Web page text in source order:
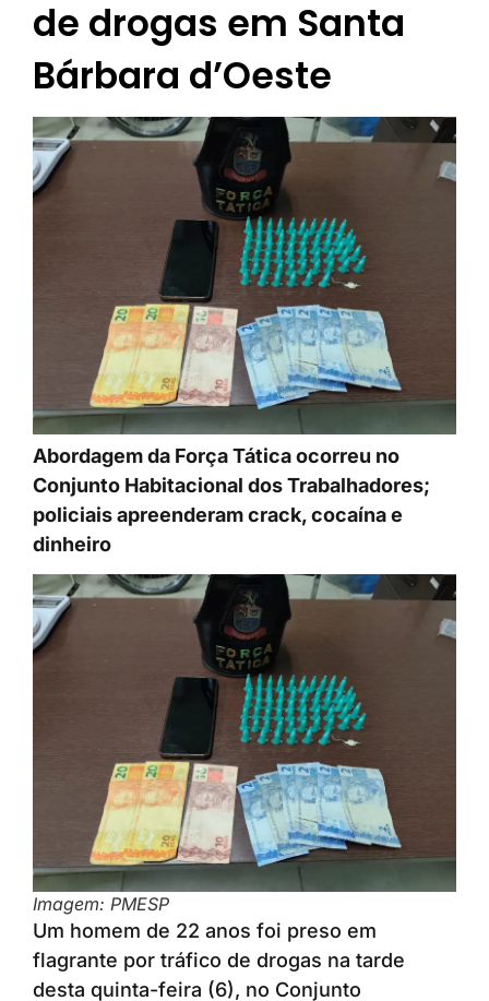
de drogas em Santa
Bárbara d’Oeste
Abordagem da Força Tática ocorreu no
Conjunto Habitacional dos Trabalhadores;
policiais apreenderam crack, cocaína e
dinheiro
Imagem: PMESP
Um homem de 22 anos foi preso em
flagrante por tráfico de drogas na tarde
desta quinta-feira (6), no Conjunto